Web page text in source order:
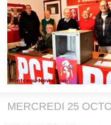
MERCREDI 25